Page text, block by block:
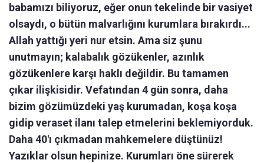
babamızı biliyoruz, eğer onun tekelinde bir vasiyet
olsaydı, o bütün malvarlığını kurumlara bırakırdı...
Allah yattığı yeri nur etsin. Ama siz şunu
unutmayın; kalabalık gözükenler, azınlık
gözükenlere karşı haklı değildir. Bu tamamen
çıkar ilişkisidir. Vefatından 4 gün sonra, daha
bizim gözümüzdeki yaş kurumadan, koşa koşa
gidip veraset ilanı talep etmelerini beklemiyorduk.
Daha 40'ı çıkmadan mahkemelere düştünüz!
Yazıklar olsun hepinize. Kurumları öne sürerek